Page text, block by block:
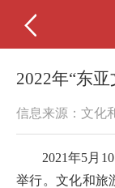
2022年“东
信息来源：文化
2021年5月10
举行。文化和旅